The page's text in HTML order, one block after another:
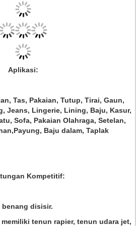
Aplikasi:
Tas, Pakaian, Tutup, Tirai, Gaun,
Jeans, Lingerie, Lining, Baju, Kasur,
Sofa, Pakaian Olahraga, Setelan,
Baju dalam, Taplak
Kompetitif:
benang disisir.
tenun rapier, tenun udara jet,